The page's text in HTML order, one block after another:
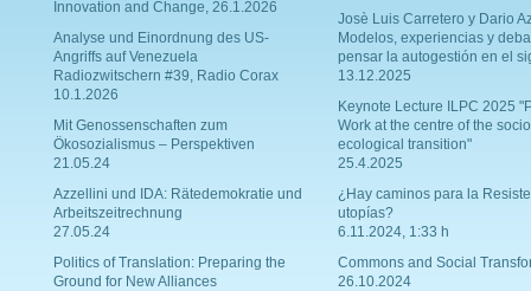
Innovation and Change, 26.1.2026
Analyse und Einordnung des US-
Angriffs auf Venezuela
Radiozwitschern #39, Radio Corax
10.1.2026
Mit Genossenschaften zum
Ökosozialismus – Perspektiven
21.05.24
Azzellini und IDA: Rätedemokratie und
Arbeitszeitrechnung
27.05.24
Politics of Translation: Preparing the
Ground for New Alliances
Josè Luis Carretero y Dario
Modelos, experiencias y
pensar la autogestión en el
13.12.2025
Keynote Lecture ILPC 2025
Work at the centre of the
ecological transition"
25.4.2025
¿Hay caminos para la
utopías?
6.11.2024, 1:33 h
Commons and Social
26.10.2024